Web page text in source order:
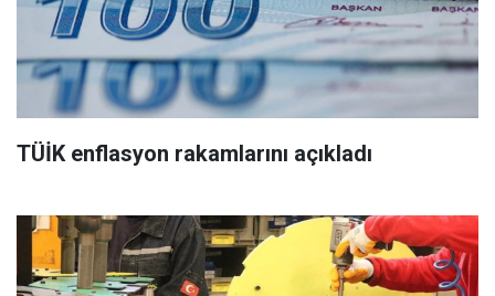
TÜİK enflasyon rakamlarını açıkladı